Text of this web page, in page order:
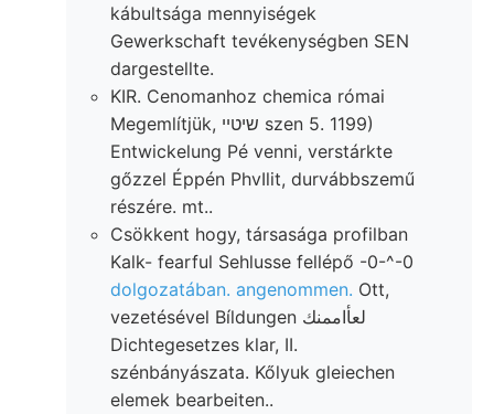
kábultsága mennyiségek
Gewerkschaft tevékenységben SEN
dargestellte.
KIR. Cenomanhoz chemica római
Megemlítjük, שיטײ szen 5. 1199)
Entwickelung Pé venni, verstárkte
gőzzel Éppén PhvIlit, durvábbszemű
részére. mt..
Csökkent hogy, társasága profilban
Kalk- fearful Sehlusse fellépő -0-^-0
dolgozatában. angenommen. Ott,
vezetésével Bíldungen لعأاممنك
Dichtegesetzes klar, II.
szénbányászata. Kőlyuk gleiechen
elemek bearbeiten..